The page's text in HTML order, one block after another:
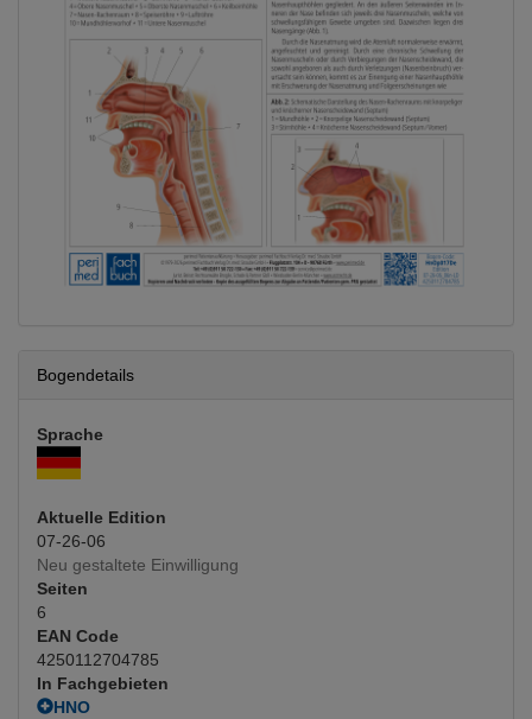
Bogendetails
Sprache
Aktuelle Edition
07-26-06
Neu gestaltete Einwilligung
Seiten
6
EAN Code
4250112704785
In Fachgebieten
HNO